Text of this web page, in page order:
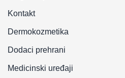
Kontakt
Dermokozmetika
Dodaci prehrani
Medicinski uređaji